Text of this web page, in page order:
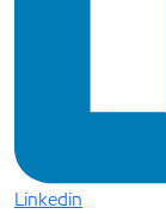
Linkedin